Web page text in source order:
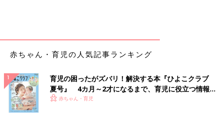
赤ちゃん・育児の人気記事ランキング
育児の困ったがズバリ！解決する本『ひよこクラブ
夏号』 4カ月～2才になるまで、育児に役立つ情報が
いっぱい！
赤ちゃん・育児